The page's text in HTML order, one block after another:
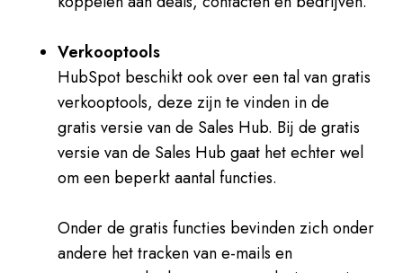
Verkooptools
HubSpot beschikt ook over een tal van gratis
verkooptools, deze zijn te vinden in de
gratis versie van de Sales Hub. Bij de gratis
versie van de Sales Hub gaat het echter wel
om een beperkt aantal functies.
Onder de gratis functies bevinden zich onder
andere het tracken van e-mails en